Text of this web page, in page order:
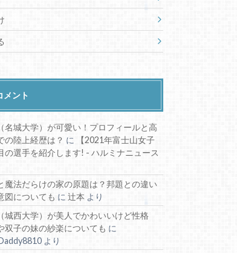
メント
名城大学）が可愛い！プロフィールと高
の陸上経歴は？ に
【2021年富士山女子
の選手を紹介します! - ハルミナニュース
魔法だらけの家の原題は？邦題との違い
図についても に辻本 より
城西大学）が美人でかわいいけど性格
双子の妹の紗楽についても に
より